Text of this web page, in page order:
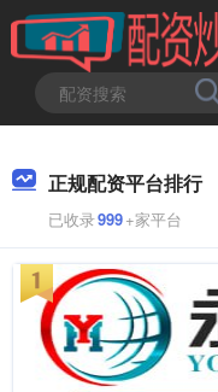
正规配资平台排行
已收录999+家平台